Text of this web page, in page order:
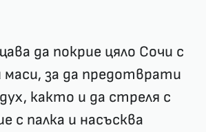
да покрие цяло Сочи с
за да предотврати
както и да стреля с
с палка и насъсква